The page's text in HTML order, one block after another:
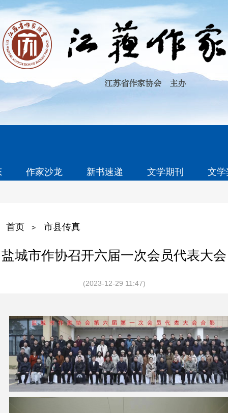
作家沙龙 新书速递 文学期刊 文
首页 > 市县传真
盐城市作协召开六届一次会员代表大会
(2023-12-29 11:47)